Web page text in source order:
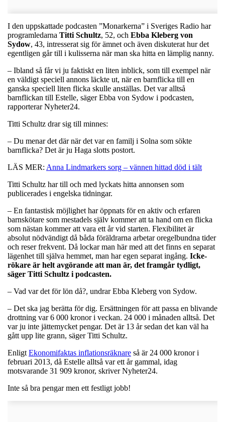
I den uppskattade podcasten ”Monarkerna” i Sveriges Radio har
programledarna Titti Schultz, 52, och Ebba Kleberg von
Sydow, 43, intresserat sig för ämnet och även diskuterat hur det
egentligen går till i kulisserna när man ska hitta en lämplig nanny.
– Ibland så får vi ju faktiskt en liten inblick, som till exempel när
en väldigt speciell annons läckte ut, när en barnflicka till en
ganska speciell liten flicka skulle anställas. Det var alltså
barnflickan till Estelle, säger Ebba von Sydow i podcasten,
rapporterar Nyheter24.
Titti Schultz drar sig till minnes:
– Du menar det där när det var en familj i Solna som sökte
barnflicka? Det är ju Haga slotts postort.
LÄS MER: Anna Lindmarkers sorg – vännen hittad död i tält
Titti Schultz har till och med lyckats hitta annonsen som
publicerades i engelska tidningar.
– En fantastisk möjlighet har öppnats för en aktiv och erfaren
barnskötare som mestadels själv kommer att ta hand om en flicka
som nästan kommer att vara ett år vid starten. Flexibilitet är
absolut nödvändigt då båda föräldrarna arbetar oregelbundna tider
och reser frekvent. Då lockar man här med att det finns en separat
lägenhet till själva hemmet, man har egen separat ingång. Icke-
rökare är helt avgörande att man är, det framgår tydligt,
säger Titti Schultz i podcasten.
– Vad var det för lön då?, undrar Ebba Kleberg von Sydow.
– Det ska jag berätta för dig. Ersättningen för att passa en blivande
drottning var 6 000 kronor i veckan. 24 000 i månaden alltså. Det
var ju inte jättemycket pengar. Det är 13 år sedan det kan väl ha
gått upp lite grann, säger Titti Schultz.
Enligt Ekonomifaktas inflationsräknare så är 24 000 kronor i
februari 2013, då Estelle alltså var ett år gammal, idag
motsvarande 31 909 kronor, skriver Nyheter24.
Inte så bra pengar men ett festligt jobb!